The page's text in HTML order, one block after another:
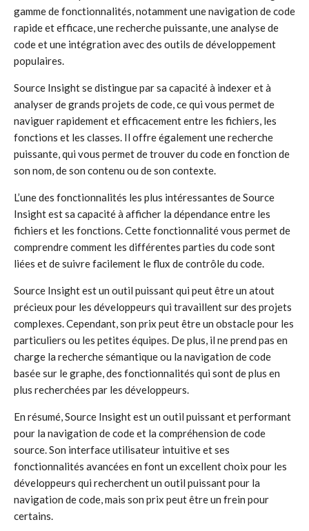
gamme de fonctionnalités, notamment une navigation de code
rapide et efficace, une recherche puissante, une analyse de
code et une intégration avec des outils de développement
populaires.
Source Insight se distingue par sa capacité à indexer et à
analyser de grands projets de code, ce qui vous permet de
naviguer rapidement et efficacement entre les fichiers, les
fonctions et les classes. Il offre également une recherche
puissante, qui vous permet de trouver du code en fonction de
son nom, de son contenu ou de son contexte.
L’une des fonctionnalités les plus intéressantes de Source
Insight est sa capacité à afficher la dépendance entre les
fichiers et les fonctions. Cette fonctionnalité vous permet de
comprendre comment les différentes parties du code sont
liées et de suivre facilement le flux de contrôle du code.
Source Insight est un outil puissant qui peut être un atout
précieux pour les développeurs qui travaillent sur des projets
complexes. Cependant, son prix peut être un obstacle pour les
particuliers ou les petites équipes. De plus, il ne prend pas en
charge la recherche sémantique ou la navigation de code
basée sur le graphe, des fonctionnalités qui sont de plus en
plus recherchées par les développeurs.
En résumé, Source Insight est un outil puissant et performant
pour la navigation de code et la compréhension de code
source. Son interface utilisateur intuitive et ses
fonctionnalités avancées en font un excellent choix pour les
développeurs qui recherchent un outil puissant pour la
navigation de code, mais son prix peut être un frein pour
certains.